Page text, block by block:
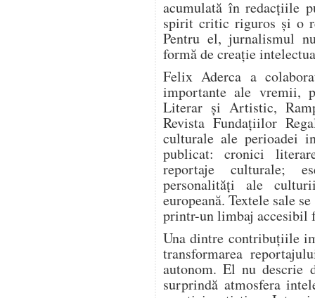
acumulată în redacțiile
spirit critic riguros și o
Pentru el, jurnalismul
formă de creație
Felix Aderca a
importante ale vremii,
Literar și Artistic,
Revista Fundațiilor
culturale ale perioadei
publicat: cronici
reportaje culturale;
personalități ale
europeană. Textele sale
printr-un limbaj accesibil
Una dintre contribuțiile
transformarea
autonom. El nu descrie
surprindă atmosfera